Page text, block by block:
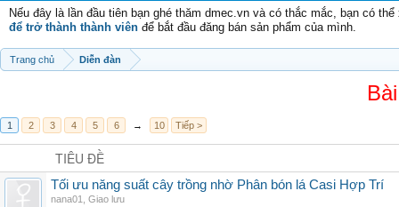
Nếu đây là lần đầu tiên bạn ghé thăm dmec.vn và có thắc mắc, bạn có
để trở thành thành viên để bắt đầu đăng bán sản phẩm của mình.
Trang chủ Diễn đàn
1 2 3 4 5 6 → 10 Tiếp >
TIÊU ĐỀ
Tối ưu năng suất cây trồng nhờ Phân bón lá Casi Hợp Trí
nana01
Giao lưu